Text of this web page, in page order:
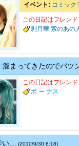
イベント: コミッ
この日記はフレン
刹月華 紫のあの
溜まってきたのでバツ
この日記はフレン
ボ ー ナス
い… (2010/9/30 8:18)